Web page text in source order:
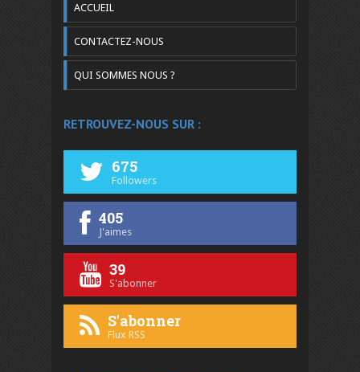
ACCUEIL
CONTACTEZ-NOUS
QUI SOMMES NOUS ?
RETROUVEZ-NOUS SUR :
675
Followers
405
J'aimes
39
S'abonner
S'abonner
Flux RSS